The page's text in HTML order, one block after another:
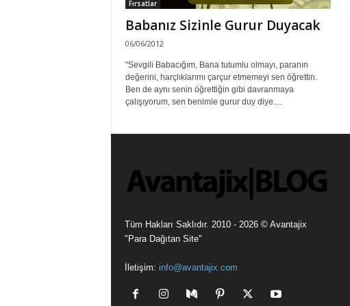
Fırsatlar
Babanız Sizinle Gurur Duyacak
06/06/2012
"Sevgili Babacığım, Bana tutumlu olmayı, paranın
değerini, harçlıklarımı çarçur etmemeyi sen öğrettin.
Ben de aynı senin öğrettiğin gibi davranmaya
çalışıyorum, sen benimle gurur duy diye....
Tüm Hakları Saklıdır. 2010 - 2026 © Avantajix
"Para Dağıtan Site"
İletişim: info@avantajix.com